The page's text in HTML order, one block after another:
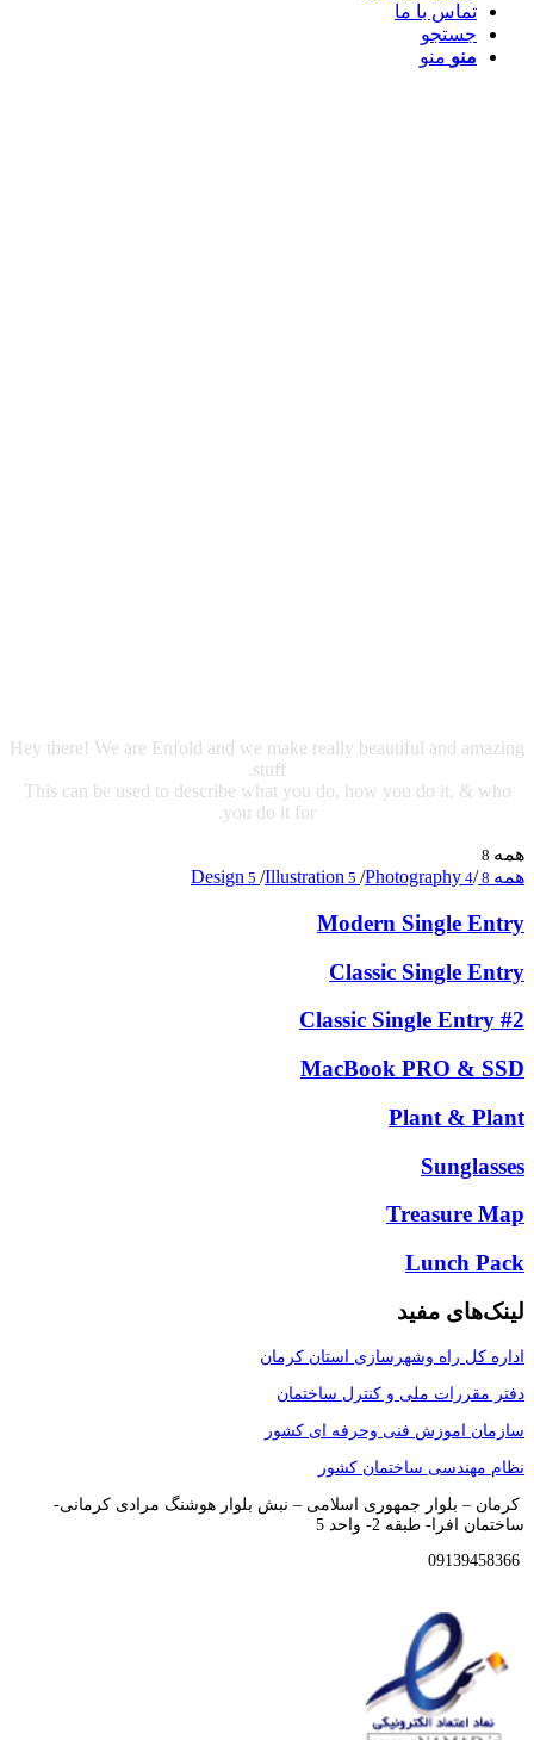
تماس با ما
جستجو
منو منو
Hey there! We are Enfold and we make really beautiful and amazing
stuff.
This can be used to describe what you do, how you do it, & who
you do it for.
همه
همه /
Design 5 /Illustration 5 /Photography 4
Modern Single Entry
Classic Single Entry
Classic Single Entry #2
MacBook PRO & SSD
Plant & Plant
Sunglasses
Treasure Map
Lunch Pack
لینک‌‌های مفید
اداره کل راه وشهرسازی استان کرمان
دفتر مقررات ملی و کنترل ساختمان
سازمان اموزش فنی وحرفه ای کشور
نظام مهندسی ساختمان کشور
کرمان – بلوار جمهوری اسلامی – نبش بلوار هوشنگ مرادی کرمانی-
ساختمان افرا- طبقه 2- واحد 5